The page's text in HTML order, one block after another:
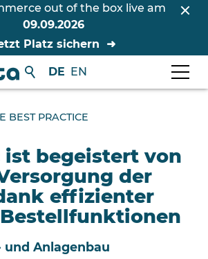
out of the box live am
09.09.2026
Platz sichern
DE EN
BEST PRACTICE
ist begeistert von
der
effizienter
und Anlagenbau